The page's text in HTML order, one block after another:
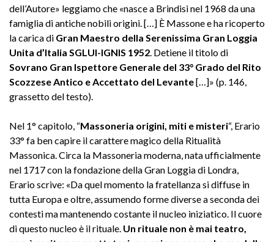
dell’Autore» leggiamo che «nasce a Brindisi nel 1968 da una
famiglia di antiche nobili origini. […] È Massone e ha ricoperto
la carica di Gran Maestro della Serenissima Gran Loggia
Unita d’Italia SGLUI-IGNIS 1952 . Detiene il titolo di
Sovrano Gran Ispettore Generale del 33° Grado del Rito
Scozzese Antico e Accettato del Levante[…]» (p. 146,
grassetto del testo).
Nel 1° capitolo, “Massoneria origini, miti e misteri“, Erario
33° fa ben capire il carattere magico della Ritualità
Massonica. Circa la Massoneria moderna, nata ufficialmente
nel 1717 con la fondazione della Gran Loggia di Londra,
Erario scrive: «Da quel momento la fratellanza si diffuse in
tutta Europa e oltre, assumendo forme diverse a seconda dei
contesti ma mantenendo costante il nucleo iniziatico. Il cuore
di questo nucleo è il rituale. Un rituale non è mai teatro,